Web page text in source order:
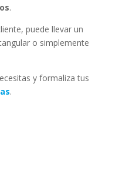
.
puede llevar un
o simplemente
y formaliza tus
.